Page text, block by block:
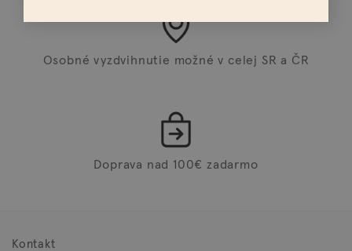
Osobné vyzdvihnutie možné v celej SR a ČR
Doprava nad 100€ zadarmo
Kontakt